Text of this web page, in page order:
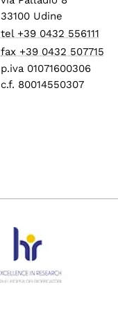
33100 Udine
tel +39 0432 556111
fax +39 0432 507715
p.iva 01071600306
c.f. 80014550307